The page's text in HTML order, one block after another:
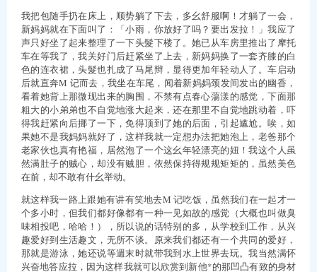
我把包随手扔在床上，顺势躺了下去，多幺舒服啊！才躺了一会，
新妈妈就在下面叫了：「小雨，你放好了吗？要出发拉！」我应了
声只好坐了起来整理了一下头髮下楼了。她已从车房里推出了摩托
车在等我了，我关好门后赶紧坐了上去，新妈妈换了一套齐膝的白
色的连衣裙，头髮也扎成了马尾辫，显得更加年轻动人了。车启动
后就直奔M 记而去，我坐在车尾，闻着新妈妈颈发间发出的幽香，
看着她背上那微现出来的胸围，不禁有点春心蕩漾的感觉，下面那
粗大的小弟弟也不自觉地涨大起来，还在那里不自觉地跳动着，吓
得我赶紧向后挪了一下，免得顶到了她的后面，引起尴尬。唉，如
果她不是我妈妈就好了，这样我就一定想办法把她泡上，老爸那个
老家伙也真有艳福，居然泡了一个这幺年轻漂亮的妞！我这个人虽
然满肚子的贼心，却没有贼胆，依然保持得规规矩矩的，虽然美色
在前，却不敢有什幺举动。
就这样我一路上跟她有讲有笑地去M 记吃饭，虽然我们在一起才一
个多小时，但我们都好像都有一种一见如故的感觉（大概也叫做臭
味相投吧，哈哈！），所以说的话特别的多，从学校到工作，从兴
趣爱好到生活趣文，无所不谈。原来我们都还有一个共同的爱好，
那就是游泳，她还说等週末时就带我到水上世界去玩。我当然满怀
兴奋地答应拉，因为这样我就可以欣赏到新他*的那凹凸有致的身材